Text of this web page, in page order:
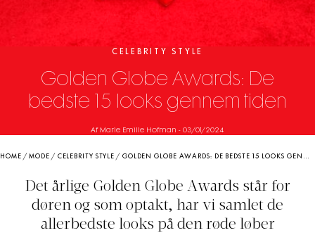
CELEBRITY STYLE
Golden Globe Awards: De
bedste 15 looks gennem tiden
Af Marie Emilie Hofman - 03/01/2024
HOME /MODE / CELEBRITY STYLE / GOLDEN GLOBE AWARDS: DE BEDSTE 15 LOOKS GENNEM TIDEN
Det årlige Golden Globe Awards står for
døren og som optakt, har vi samlet de
allerbedste looks på den røde løber